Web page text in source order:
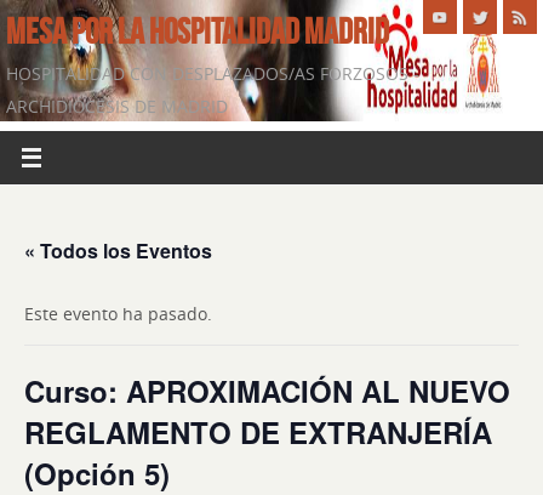
MESA POR LA HOSPITALIDAD MADRID
HOSPITALIDAD CON DESPLAZADOS/AS FORZOSOS -
ARCHIDIÓCESIS DE MADRID
« Todos los Eventos
Este evento ha pasado.
Curso: APROXIMACIÓN AL NUEVO
REGLAMENTO DE EXTRANJERÍA
(Opción 5)